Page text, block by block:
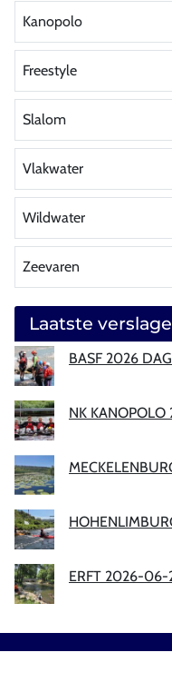
Kanopolo
Freestyle
Slalom
Vlakwater
Wildwater
Zeevaren
Laatste
BASF 2026
NK KANOPOLO
ERFT 2026-06-